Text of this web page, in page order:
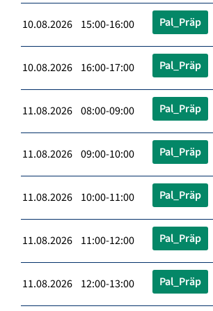
10.08.2026 15:00-16:00 Pal_Präp
10.08.2026 16:00-17:00 Pal_Präp
11.08.2026 08:00-09:00 Pal_Präp
11.08.2026 09:00-10:00 Pal_Präp
11.08.2026 10:00-11:00 Pal_Präp
11.08.2026 11:00-12:00 Pal_Präp
11.08.2026 12:00-13:00 Pal_Präp